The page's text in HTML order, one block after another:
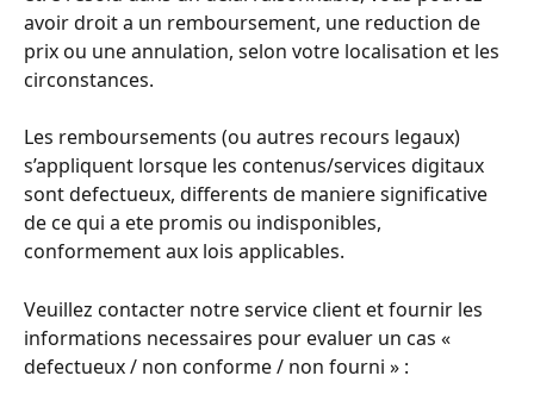
avoir droit a un remboursement, une reduction de
prix ou une annulation, selon votre localisation et les
circonstances.
Les remboursements (ou autres recours legaux)
s’appliquent lorsque les contenus/services digitaux
sont defectueux, differents de maniere significative
de ce qui a ete promis ou indisponibles,
conformement aux lois applicables.
Veuillez contacter notre service client et fournir les
informations necessaires pour evaluer un cas «
defectueux / non conforme / non fourni » :